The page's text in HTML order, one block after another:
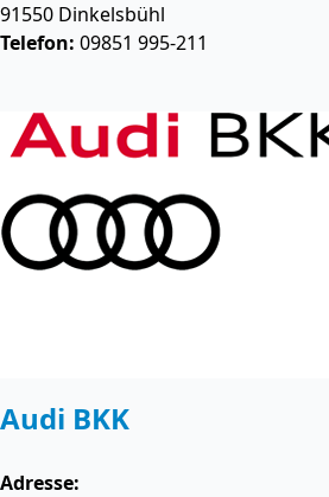
91550 Dinkelsbühl
Telefon: 09851 995-211
Audi BKK
Adresse: